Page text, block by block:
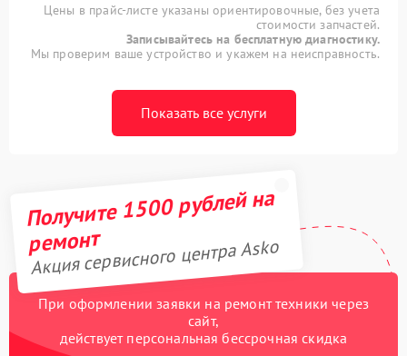
Цены в прайс-листе указаны ориентировочные, без учета
стоимости запчастей.
Записывайтесь на бесплатную диагностику.
Мы проверим ваше устройство и укажем на неисправность.
Показать все услуги
Получите 1500 рублей на
ремонт
Акция сервисного центра Asko
При оформлении заявки на ремонт техники через
сайт,
действует персональная бессрочная скидка